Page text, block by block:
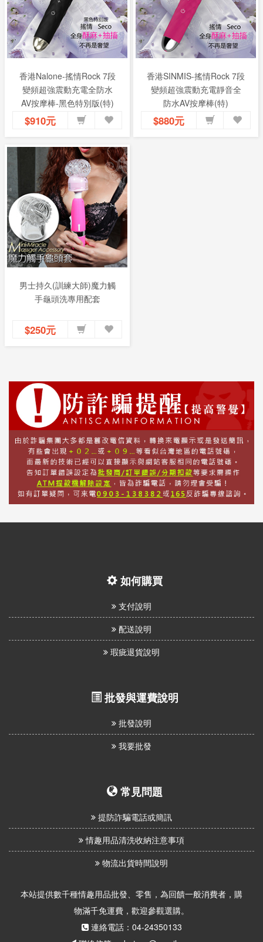
香港Nalone-搖情Rock 7段
變頻超強震動充電全防水
AV按摩棒-黑色特別版(特)
$910元
香港SINMIS-搖情Rock 7段
變頻超強震動充電靜音全
防水AV按摩棒(特)
$880元
男士持久(訓練大師)魔力觸
手龜頭洗專用配套
$250元
如何購買
支付說明
配送說明
瑕疵退貨說明
批發與運費說明
批發說明
我要批發
常見問題
提防詐騙電話或簡訊
情趣用品清洗收納注意事項
物流出貨時間說明
本站提供數千種情趣用品批發、零售，為回饋一般消費者，購
物滿千免運費，歡迎參觀選購。
連絡電話：04-24350133